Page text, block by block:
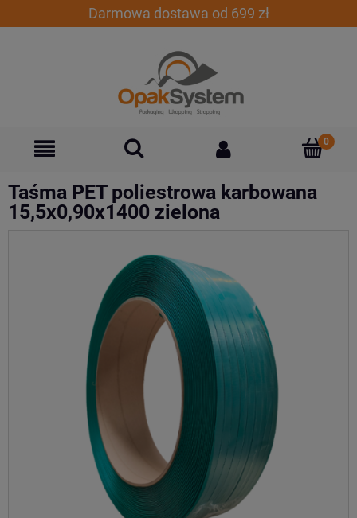
Darmowa dostawa od 699 zł
Taśma PET poliestrowa karbowana
15,5x0,90x1400 zielona